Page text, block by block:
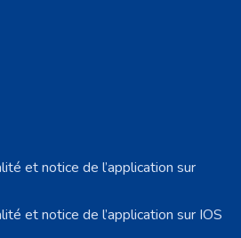
et notice de l’application sur
et notice de l’application sur IOS